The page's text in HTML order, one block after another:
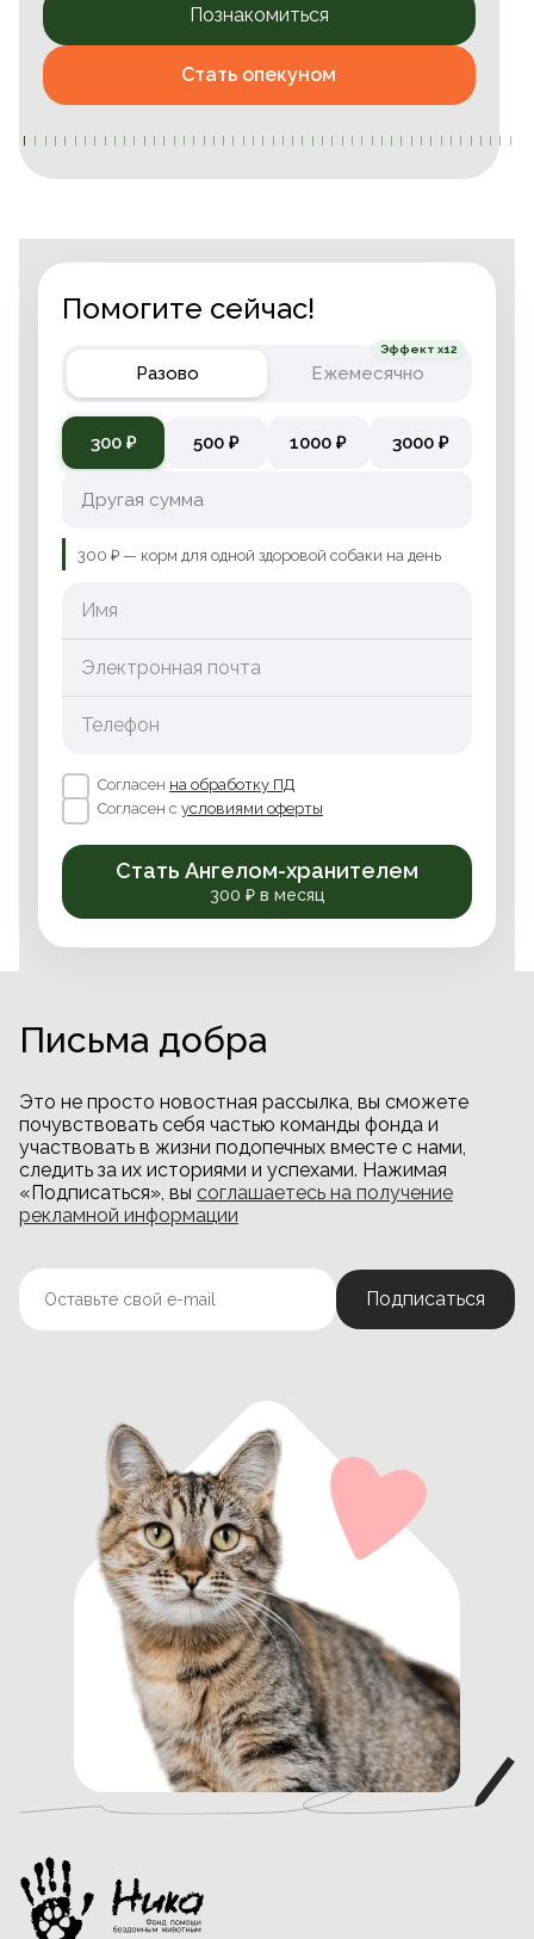
Познакомиться
Стать опекуном
Помогите сейчас!
Разово Ежемесячно
Эффект x12
300 ₽ 500 ₽ 1000 ₽ 3000 ₽
300 ₽ — корм для одной здоровой собаки на день
Имя
Электронная почта
Телефон
Согласен на обработку ПД
Согласен с условиями оферты
Стать Ангелом-хранителем
300 ₽ в месяц
Письма добра
Это не просто новостная рассылка, вы сможете
почувствовать себя частью команды фонда и
участвовать в жизни подопечных вместе с нами,
следить за их историями и успехами. Нажимая
«Подписаться», вы соглашаетесь на получение
рекламной информации